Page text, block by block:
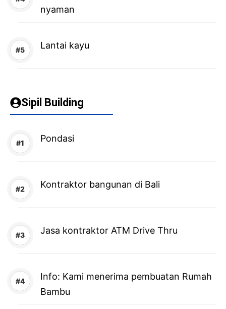
nyaman
Lantai kayu
Sipil Building
Pondasi
Kontraktor bangunan di Bali
Jasa kontraktor ATM Drive Thru
Info: Kami menerima pembuatan Rumah
Bambu